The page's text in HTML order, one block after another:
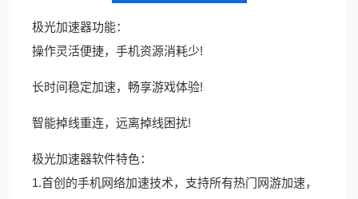
极光加速器功能：
操作灵活便捷，手机资源消耗少!
长时间稳定加速，畅享游戏体验!
智能掉线重连，远离掉线困扰!
极光加速器软件特色：
1.首创的手机网络加速技术，支持所有热门网游加速，